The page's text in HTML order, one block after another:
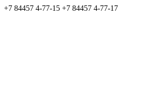
+7 84457 4-77-15 +7 84457 4-77-17